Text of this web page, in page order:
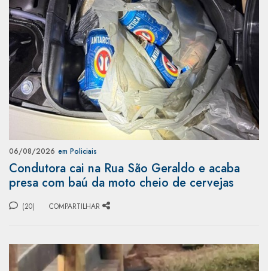
06/08/2026 em Policiais
Condutora cai na Rua São Geraldo e acaba
presa com baú da moto cheio de cervejas
(20) COMPARTILHAR